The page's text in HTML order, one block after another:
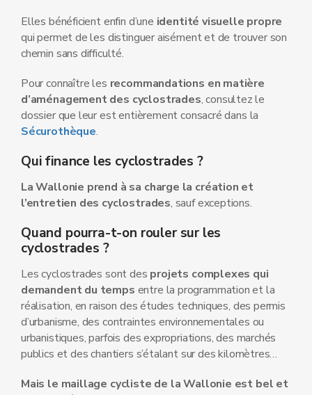
Elles bénéficient enfin d’une identité visuelle propre
qui permet de les distinguer aisément et de trouver son
chemin sans difficulté.
Pour connaître les recommandations en matière
d’aménagement des cyclostrades, consultez le
dossier que leur est entièrement consacré dans la
Sécurothèque.
Qui finance les cyclostrades ?
La Wallonie prend à sa charge la création et
l’entretien des cyclostrades, sauf exceptions.
Quand pourra-t-on rouler sur les
cyclostrades ?
Les cyclostrades sont des projets complexes qui
demandent du temps entre la programmation et la
réalisation, en raison des études techniques, des permis
d’urbanisme, des contraintes environnementales ou
urbanistiques, parfois des expropriations, des marchés
publics et des chantiers s’étalant sur des kilomètres…
Mais le maillage cycliste de la Wallonie est bel et